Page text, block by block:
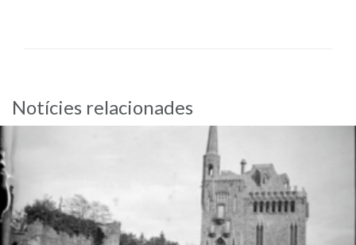
Notícies relacionades